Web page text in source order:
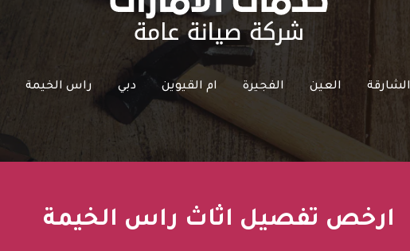
الشارقة العين الفجيرة ام القيوين دبي راس الخيمة
ارخص تفصيل اثاث راس الخيمة